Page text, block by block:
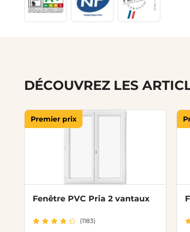
DÉCOUVREZ LES
Premier prix
Fenêtre PVC Pria 2 vantaux
(1183)